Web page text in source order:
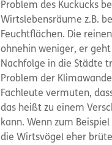
Problem des Kuckucks
Wirtslebensräume z.B.
Feuchtflächen. Die
ohnehin weniger, er
Nachfolge in die Städte
Problem der
Fachleute vermuten,
das heißt zu einem
kann. Wenn zum
die Wirtsvögel eher